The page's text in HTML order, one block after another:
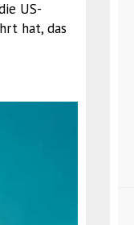
US-
hat, das